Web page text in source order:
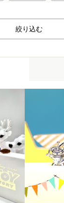
絞り込む